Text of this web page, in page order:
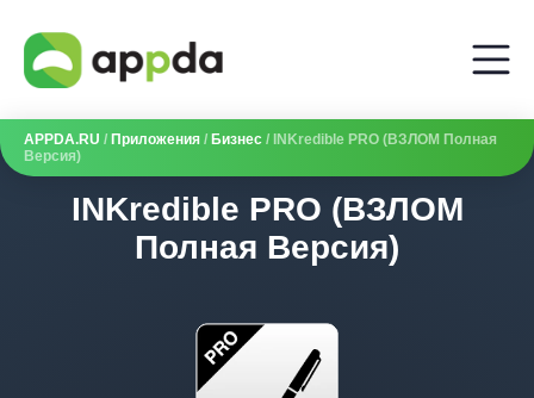
APPDA.RU / Приложения / Бизнес / INKredible PRO (ВЗЛОМ Полная
Версия)
INKredible PRO (ВЗЛОМ
Полная Версия)